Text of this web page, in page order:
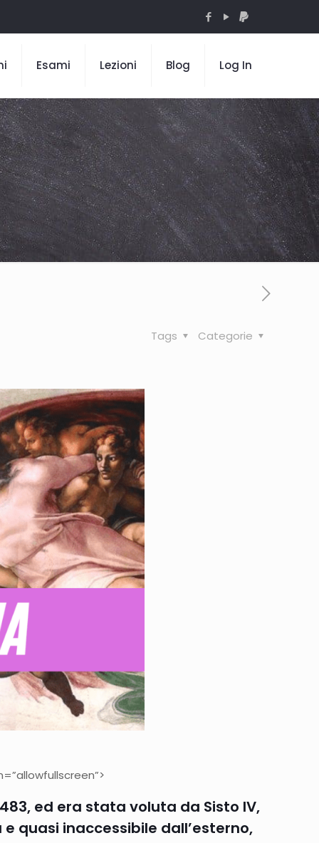
Esami Lezioni Blog Log In
Categorie
Tags
ed era stata voluta da Sisto IV,
quasi inaccessibile dall’esterno,